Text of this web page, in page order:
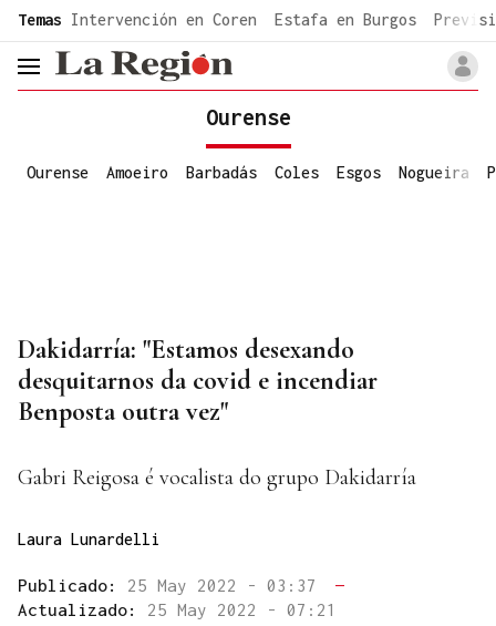
common.go-to-content
Temas Intervención en Coren Estafa en Burgos
header.menu.open
Ourense
Ourense Amoeiro Barbadás Coles Esgos Nogueira
Dakidarría: "Estamos desexando
desquitarnos da covid e incendiar
Benposta outra vez"
Gabri Reigosa é vocalista do grupo Dakidarría
Laura Lunardelli
Publicado: 25 May 2022 - 03:37
—
Actualizado: 25 May 2022 - 07:21